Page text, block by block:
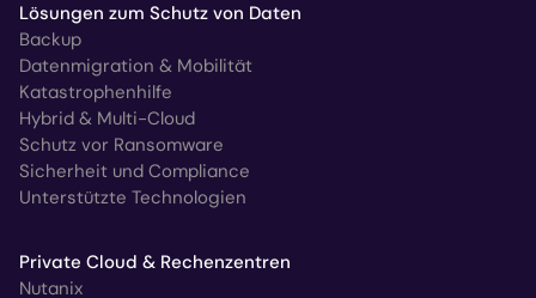
Lösungen zum Schutz von Daten
Backup
Datenmigration & Mobilität
Katastrophenhilfe
Hybrid & Multi-Cloud
Schutz vor Ransomware
Sicherheit und Compliance
Unterstützte Technologien
Private Cloud & Rechenzentren
Nutanix